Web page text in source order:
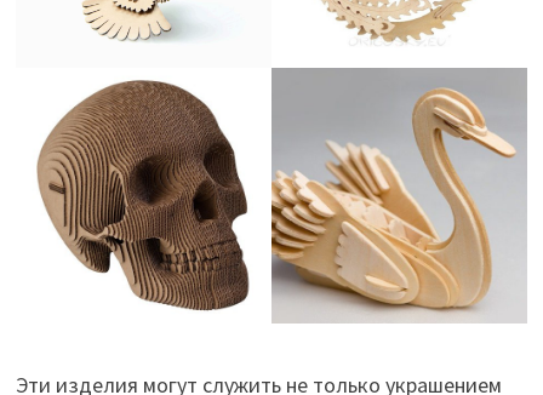
Эти изделия могут служить не только украшением